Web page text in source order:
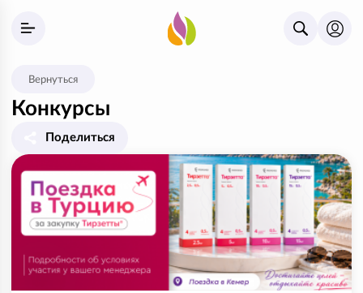
Вернуться
Конкурсы
Поделиться